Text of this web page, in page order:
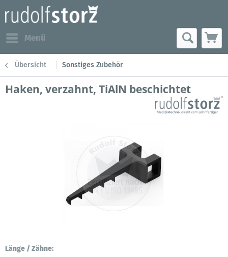
Menü
Übersicht Sonstiges Zubehör
Haken, verzahnt, TiAlN beschichtet
Länge / Zähne: